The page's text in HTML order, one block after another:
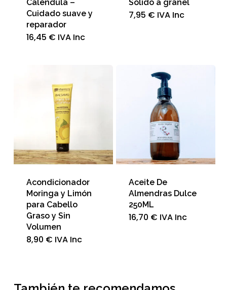
Caléndula –
Cuidado suave y
reparador
16,45 € IVA Inc
Sólido a granel
7,95 € IVA Inc
Acondicionador
Moringa y Limón
para Cabello
Graso y Sin
Volumen
8,90 € IVA Inc
Aceite De
Almendras Dulce
250ML
16,70 € IVA Inc